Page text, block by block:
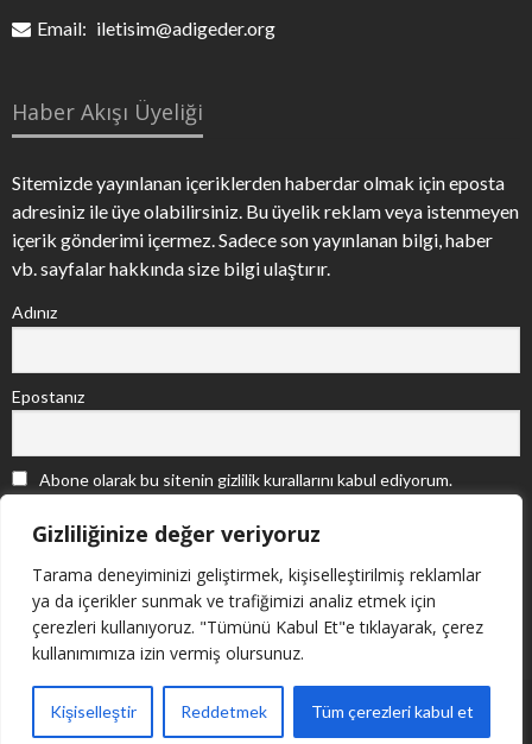
Gizliliğinize değer veriyoruz
Tarama deneyiminizi geliştirmek, kişiselleştirilmiş reklamlar
ya da içerikler sunmak ve trafiğimizi analiz etmek için
çerezleri kullanıyoruz. "Tümünü Kabul Et"e tıklayarak, çerez
kullanımımıza izin vermiş olursunuz.
Kişiselleştir Reddetmek Tüm çerezleri kabul et
Email: iletisim@adigeder.org
Haber Akışı Üyeliği
Sitemizde yayınlanan içeriklerden haberdar olmak için eposta
adresiniz ile üye olabilirsiniz. Bu üyelik reklam veya istenmeyen
içerik gönderimi içermez. Sadece son yayınlanan bilgi, haber
vb. sayfalar hakkında size bilgi ulaştırır.
Adınız
Epostanız
Abone olarak bu sitenin gizlilik kurallarını kabul ediyorum.
Copyright © Adıge Düşünce Derneği, 2011. Powered by
nemerWEB.